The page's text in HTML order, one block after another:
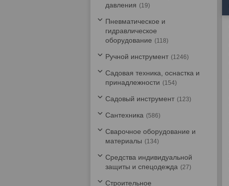
давления
19
Пневматическое и
гидравлическое
оборудование
118
Ручной инструмент 1246
Садовая техника, оснастка и
принадлежности
154
Садовый инструмент 123
Сантехника 586
Сварочное оборудование и
материалы
134
Средства индивидуальной
защиты и спецодежда
27
Строительное